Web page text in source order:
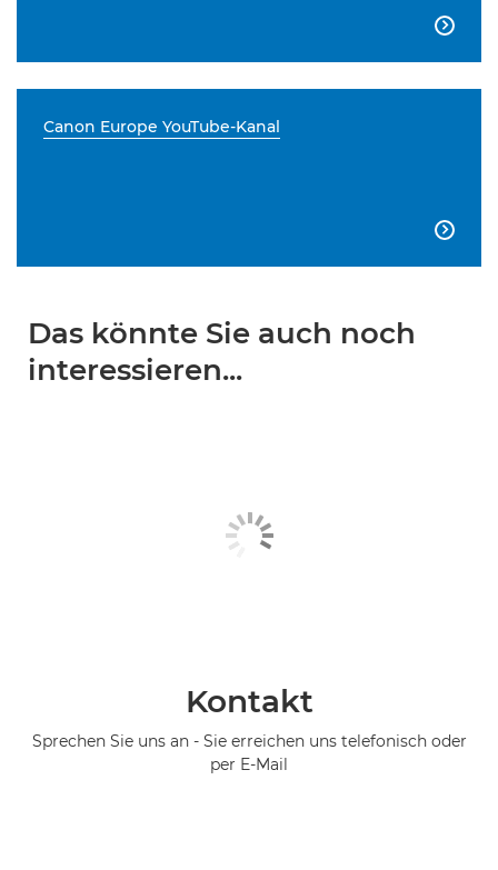

Canon Europe YouTube-Kanal

Das könnte Sie auch noch
interessieren...
Kontakt
Sprechen Sie uns an - Sie erreichen uns telefonisch oder
per E-Mail